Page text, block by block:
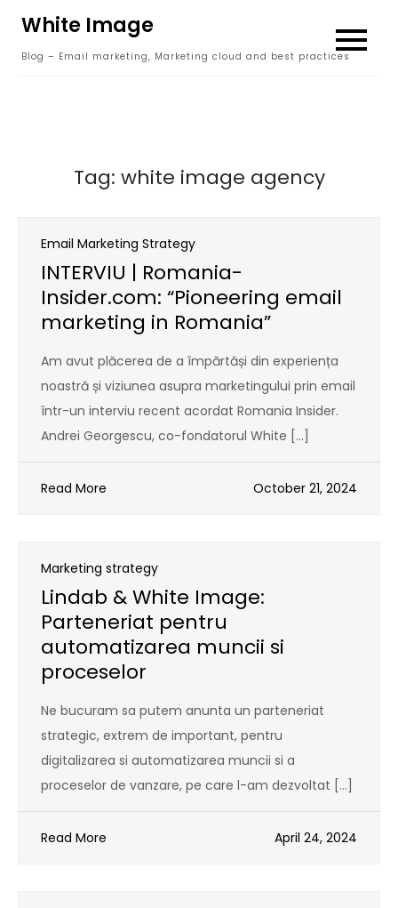
content
White Image
Blog – Email marketing, Marketing cloud and best practices
Tag: white image agency
Email Marketing Strategy
INTERVIU | Romania-
Insider.com: “Pioneering email
marketing in Romania”
Am avut plăcerea de a împărtăși din experiența
noastră și viziunea asupra marketingului prin email
într-un interviu recent acordat Romania Insider.
Andrei Georgescu, co-fondatorul White […]
Read More October 21, 2024
Marketing strategy
Lindab & White Image:
Parteneriat pentru
automatizarea muncii si
proceselor
Ne bucuram sa putem anunta un parteneriat
strategic, extrem de important, pentru
digitalizarea si automatizarea muncii si a
proceselor de vanzare, pe care l-am dezvoltat […]
Read More April 24, 2024